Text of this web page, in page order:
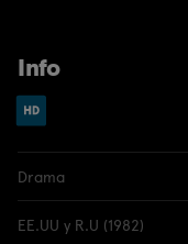
Info
Drama
EE.UU y R.U (1982)